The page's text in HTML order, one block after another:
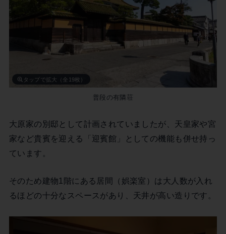
タップで拡大（全19枚）
普段の有隣荘
大原家の別邸として計画されていましたが、天皇家や宮
家など貴賓を迎える「迎賓館」としての機能も併せ持っ
ています。
そのため建物1階にある居間（娯楽室）は大人数が入れ
るほどの十分なスペースがあり、天井が高い造りです。